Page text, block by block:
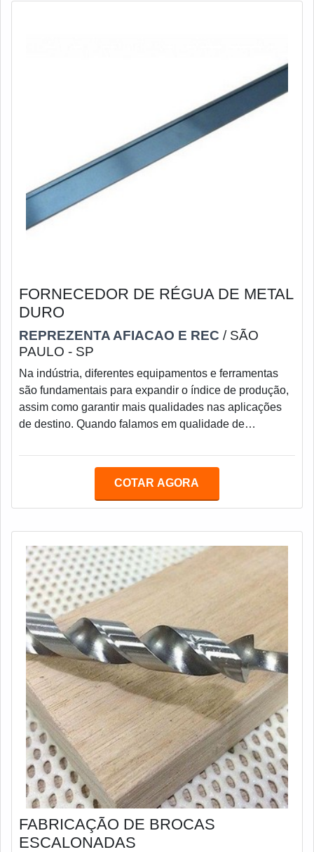
FORNECEDOR DE RÉGUA DE METAL
DURO
REPREZENTA AFIACAO E REC / SÃO
PAULO - SP
Na indústria, diferentes equipamentos e ferramentas
são fundamentais para expandir o índice de produção,
assim como garantir mais qualidades nas aplicações
de destino. Quando falamos em qualidade de
régua de metal duro, essa régua é usada para guiar as
proporcionar total qualidade na produção da
COTAR AGORA
FABRICAÇÃO DE BROCAS
ESCALONADAS